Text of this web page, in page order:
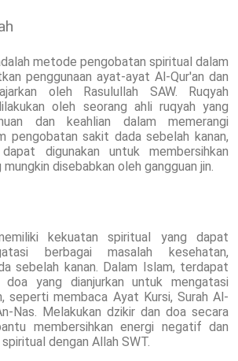
metode pengobatan spiritual dalam
penggunaan ayat-ayat Al-Qur'an dan
oleh Rasulullah SAW. Ruqyah
oleh seorang ahli ruqyah yang
dan keahlian dalam memerangi
pengobatan sakit dada sebelah kanan,
digunakan untuk membersihkan
disebabkan oleh gangguan jin.
kekuatan spiritual yang dapat
berbagai masalah kesehatan,
sebelah kanan. Dalam Islam, terdapat
doa yang dianjurkan untuk mengatasi
seperti membaca Ayat Kursi, Surah Al-
Nas. Melakukan dzikir dan doa secara
membersihkan energi negatif dan
dengan Allah SWT.